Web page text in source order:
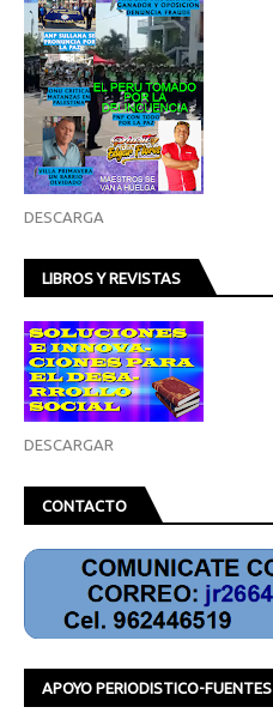
DESCARGA
LIBROS Y REVISTAS
DESCARGAR
CONTACTO
APOYO PERIODISTICO-FUENTES